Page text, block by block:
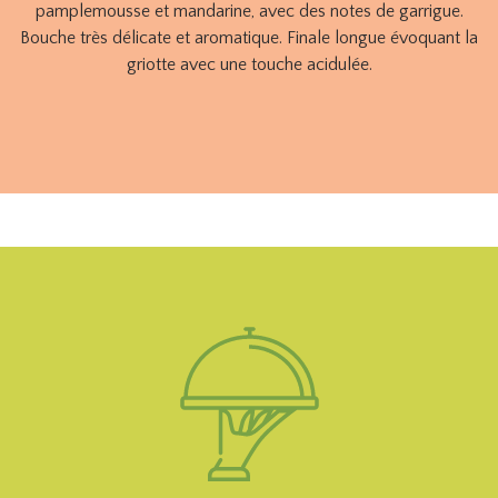
pamplemousse et mandarine, avec des notes de garrigue.
Bouche très délicate et aromatique. Finale longue évoquant la
griotte avec une touche acidulée.